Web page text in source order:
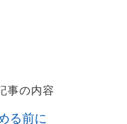
事の内容
る前に